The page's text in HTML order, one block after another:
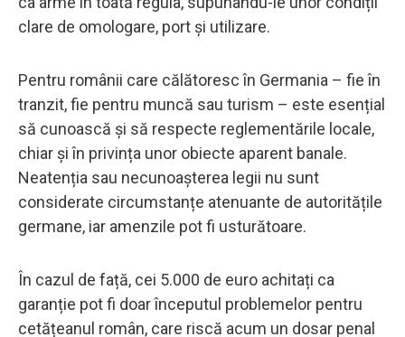
clare de omologare, port și utilizare.
Pentru românii care călătoresc în Germania – fie în
tranzit, fie pentru muncă sau turism – este esențial
să cunoască și să respecte reglementările locale,
chiar și în privința unor obiecte aparent banale.
Neatenția sau necunoașterea legii nu sunt
considerate circumstanțe atenuante de autoritățile
germane, iar amenzile pot fi usturătoare.
În cazul de față, cei 5.000 de euro achitați ca
garanție pot fi doar începutul problemelor pentru
cetățeanul român, care riscă acum un dosar penal